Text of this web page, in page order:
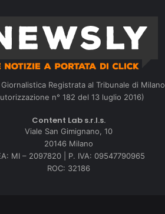
Registrata al Tribunale di Milano
n° 182 del 13 luglio 2016)
Content Lab s.r.l.s.
Viale San Gimignano, 10
20146 Milano
MI – 2097820 | P. IVA: 09547790965
ROC: 32186